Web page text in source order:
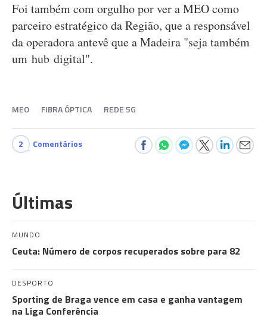
Foi também com orgulho por ver a MEO como
parceiro estratégico da Região, que a responsável
da operadora antevê que a Madeira "seja também
um hub digital".
MEO FIBRA ÓPTICA REDE 5G
2 Comentários
Últimas
MUNDO
Ceuta: Número de corpos recuperados sobre para 82
DESPORTO
Sporting de Braga vence em casa e ganha vantagem
na Liga Conferência